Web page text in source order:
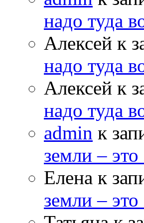
надо туда
Алексей к
надо туда
Алексей к
надо туда
admin к
земли –
Елена к
земли –